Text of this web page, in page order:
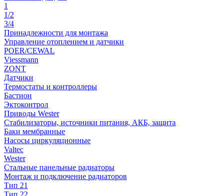
1
1/2
3/4
Принадлежности для монтажа
Управление отоплением и датчики
POER/CEWAL
Viessmann
ZONT
Датчики
Термостаты и контроллеры
Бастион
Эктоконтрол
Приводы Wester
Стабилизаторы, источники питания, АКБ, защита
Баки мембранные
Насосы циркуляционные
Valtec
Wester
Стальные панельные радиаторы
Монтаж и подключение радиаторов
Тип 21
Тип 22